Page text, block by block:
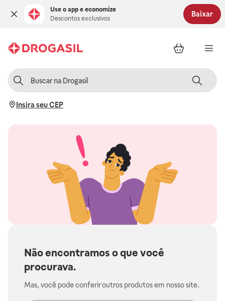
Use o app e economize
Descontos exclusivos
Baixar
Insira seu CEP
Não encontramos o que você
procurava.
Mas, você pode conferir outros produtos em nosso site.